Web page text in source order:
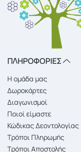
ΠΛΗΡΟΦΟΡΙΕΣ
Η ομάδα μας
Δωροκάρτες
Διαγωνισμοί
Ποιοί είμαστε
Κώδικας Δεοντολογίας
Τρόποι Πληρωμής
Τρόποι Αποστολής